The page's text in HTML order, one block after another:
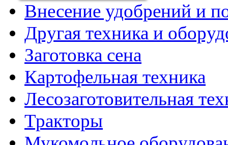
Внесение удобрений и
Другая техника и
Заготовка сена
Картофельная техника
Лесозаготовительная
Тракторы